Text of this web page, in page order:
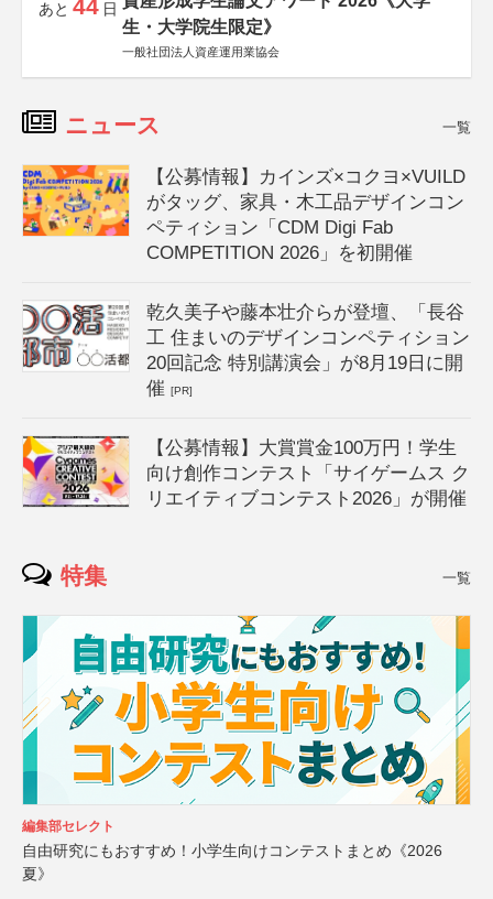
あと 44 日
生・大学院生限定》
一般社団法人資産運用業協会
ニュース 一覧
【公募情報】カインズ×コクヨ×VUILD
がタッグ、家具・木工品デザインコン
ペティション「CDM Digi Fab
COMPETITION 2026」を初開催
乾久美子や藤本壮介らが登壇、「長谷
工 住まいのデザインコンペティション
20回記念 特別講演会」が8月19日に開
催[PR]
【公募情報】大賞賞金100万円！学生
向け創作コンテスト「サイゲームス ク
リエイティブコンテスト2026」が開催
特集 一覧
編集部セレクト
自由研究にもおすすめ！小学生向けコンテストまとめ《2026
夏》